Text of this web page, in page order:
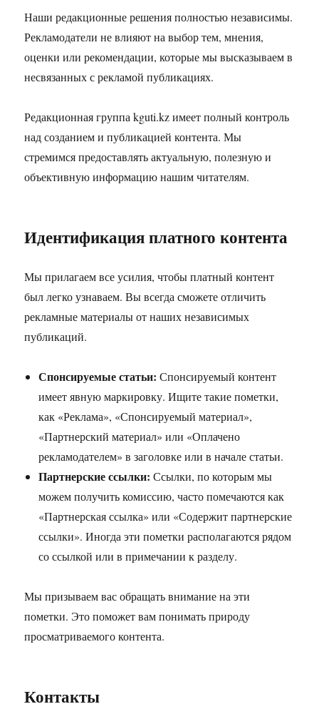
Наши редакционные решения полностью независимы.
Рекламодатели не влияют на выбор тем, мнения,
оценки или рекомендации, которые мы высказываем в
несвязанных с рекламой публикациях.
Редакционная группа kguti.kz имеет полный контроль
над созданием и публикацией контента. Мы
стремимся предоставлять актуальную, полезную и
объективную информацию нашим читателям.
Идентификация платного контента
Мы прилагаем все усилия, чтобы платный контент
был легко узнаваем. Вы всегда сможете отличить
рекламные материалы от наших независимых
публикаций.
Спонсируемые статьи: Спонсируемый контент
имеет явную маркировку. Ищите такие пометки,
как «Реклама», «Спонсируемый материал»,
«Партнерский материал» или «Оплачено
рекламодателем» в заголовке или в начале статьи.
Партнерские ссылки: Ссылки, по которым мы
можем получить комиссию, часто помечаются как
«Партнерская ссылка» или «Содержит партнерские
ссылки». Иногда эти пометки располагаются рядом
со ссылкой или в примечании к разделу.
Мы призываем вас обращать внимание на эти
пометки. Это поможет вам понимать природу
просматриваемого контента.
Контакты